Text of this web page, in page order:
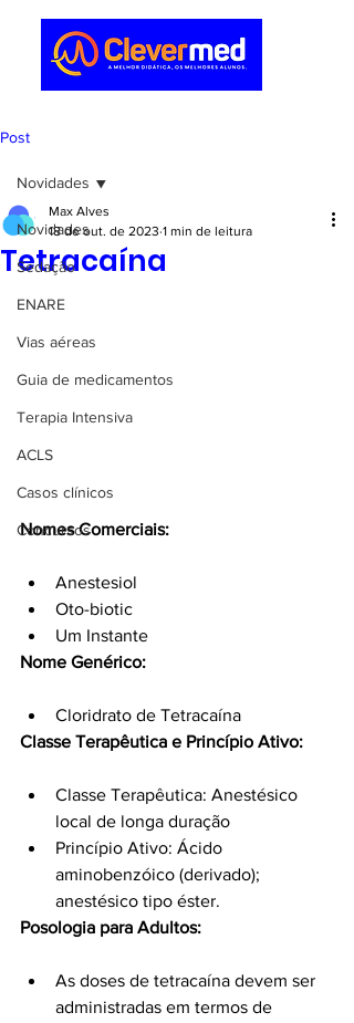
Post
Novidades
Sedação
ENARE
Vias aéreas
Guia de medicamentos
Terapia Intensiva
ACLS
Casos clínicos
Concursos
Novidades
Tetracaína
Max Alves
18 de out. de 2023 1 min de leitura
Nomes Comerciais:
Anestesiol
Oto-biotic
Um Instante
Nome Genérico:
Cloridrato de Tetracaína
Classe Terapêutica e Princípio Ativo:
Classe Terapêutica: Anestésico
local de longa duração
Princípio Ativo: Ácido
aminobenzóico (derivado);
anestésico tipo éster.
Posologia para Adultos:
As doses de tetracaína devem ser
administradas em termos de